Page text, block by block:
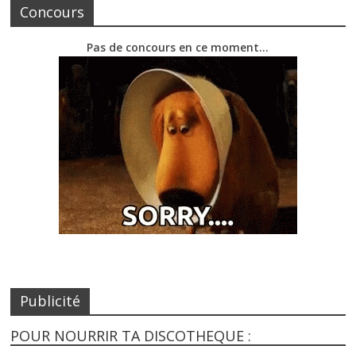
Concours
Pas de concours en ce moment…
Publicité
POUR NOURRIR TA DISCOTHEQUE :